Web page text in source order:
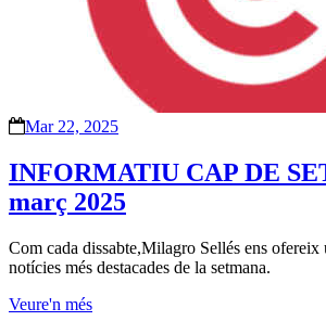
Mar 22, 2025
INFORMATIU CAP DE
març 2025
Com cada dissabte,Milagro Sellés ens ofereix
notícies més destacades de la setmana.
Veure'n més